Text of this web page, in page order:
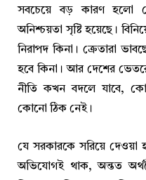
সবচেয়ে বড় কারণ হলো
অনিশ্চয়তা সৃষ্টি হয়েছে।
নিরাপদ কিনা। ক্রেতারা
হবে কিনা। আর দেশের
নীতি কখন বদলে যাবে,
কোনো ঠিক নেই।
যে সরকারকে সরিয়ে দেওয়া
অভিযোগই থাক, অন্তত